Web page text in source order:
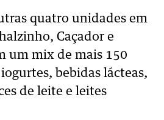
quatro unidades em
Caçador e
um mix de mais 150
bebidas lácteas,
de leite e leites